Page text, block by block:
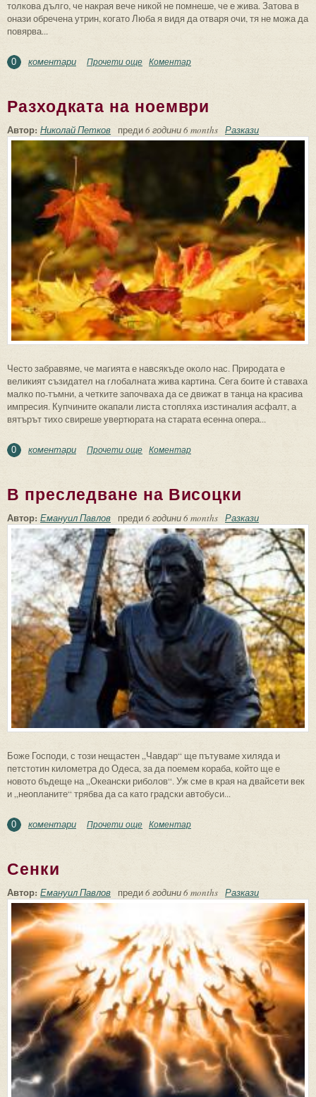
толкова дълго, че накрая вече никой не помнеше, че е жива. Затова в
онази обречена утрин, когато Люба я видя да отваря очи, тя не можа да
повярва...
0 коментари Прочети още about Пеперуди
Коментар
Разходката на ноември
Автор: Николай Петков преди6 години 6 months Разкази
Често забравяме, че магията е навсякъде около нас. Природата е
великият съзидател на глобалната жива картина. Сега боите ѝ ставаха
малко по-тъмни, а четките започваха да се движат в танца на красива
импресия. Купчините окапали листа стопляха изстиналия асфалт, а
вятърът тихо свиреше увертюрата на старата есенна опера...
0 коментари Прочети още about Разходката на ноември
Коментар
В преследване на Висоцки
Автор: Емануил Павлов преди6 години 6 months Разкази
Боже Господи, с този нещастен „Чавдар“ ще пътуваме хиляда и
петстотин километра до Одеса, за да поемем кораба, който ще е
новото бъдеще на „Океански риболов“. Уж сме в края на двайсети век
и „неопланите“ трябва да са като градски автобуси...
0 коментари Прочети още about В преследване на Висоцки
Коментар
Сенки
Автор: Емануил Павлов преди6 години 6 months Разкази